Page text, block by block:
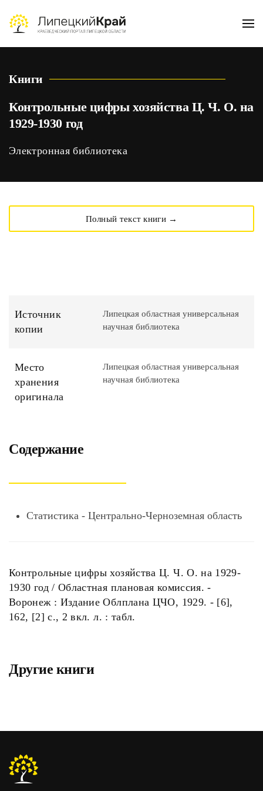
Skip to main content
Книги
Контрольные цифры хозяйства Ц. Ч. О. на
1929-1930 год
Электронная библиотека
Полный текст книги →
Источник
копии
Липецкая областная универсальная
научная библиотека
Место
хранения
оригинала
Липецкая областная универсальная
научная библиотека
Содержание
Статистика - Центрально-Черноземная область
Контрольные цифры хозяйства Ц. Ч. О. на 1929-
1930 год / Областная плановая комиссия. -
Воронеж : Издание Облплана ЦЧО, 1929. - [6],
162, [2] с., 2 вкл. л. : табл.
Другие книги